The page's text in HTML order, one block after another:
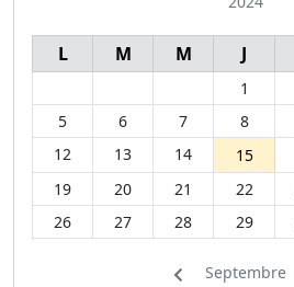
L M M J
1
5
6 7 8
12
13 14 15
19
20 21 22
26
27 28 29
Septembre